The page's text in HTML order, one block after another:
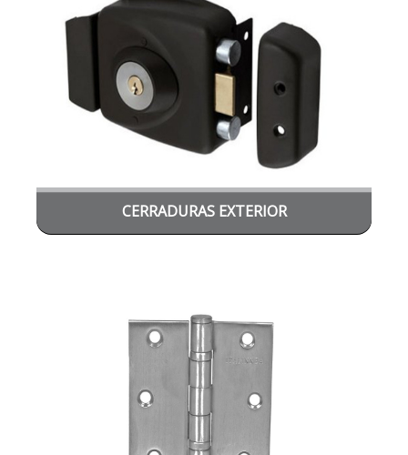
CERRADURAS EXTERIOR